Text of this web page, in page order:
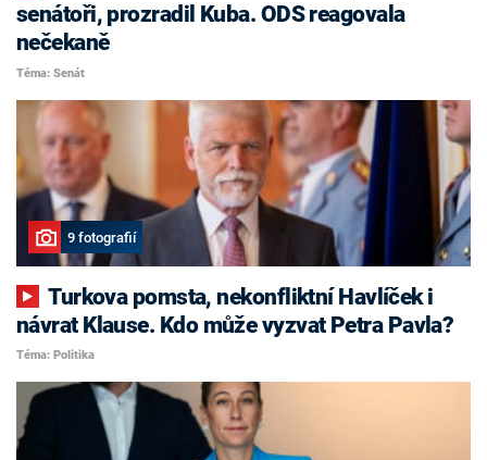
senátoři, prozradil Kuba. ODS reagovala
nečekaně
Téma: Senát
9 fotografií
Turkova pomsta, nekonfliktní Havlíček i
návrat Klause. Kdo může vyzvat Petra Pavla?
Téma: Politika